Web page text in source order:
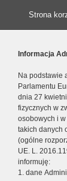
Strona
Informacja
Na podstawie
Parlamentu
dnia 27
fizycznych w
osobowych i
takich danych
(ogólne
UE. L.
informuję:
1. dane